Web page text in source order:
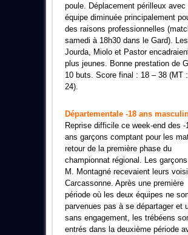
poule. Déplacement périlleux avec
équipe diminuée principalement
des raisons professionnelles
samedi à 18h30 dans le Gard). Les
Jourda, Miolo et Pastor
plus jeunes. Bonne prestation de
10 buts. Score final : 18 – 38 (MT
24).
Départementale -18 ans
Reprise difficile ce week-end des -
ans garçons comptant pour les
retour de la première phase du
championnat régional. Les
M. Montagné recevaient leurs
Carcassonne. Après une première
période où les deux équipes ne
parvenues pas à se départager et
sans engagement, les trébéens
entrés dans la deuxième période